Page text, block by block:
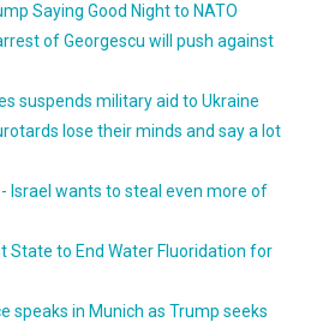
Saying Good Night to NATO
of Georgescu will push against
suspends military aid to Ukraine
lose their minds and say a lot
Israel wants to steal even more of
State to End Water Fluoridation for
speaks in Munich as Trump seeks